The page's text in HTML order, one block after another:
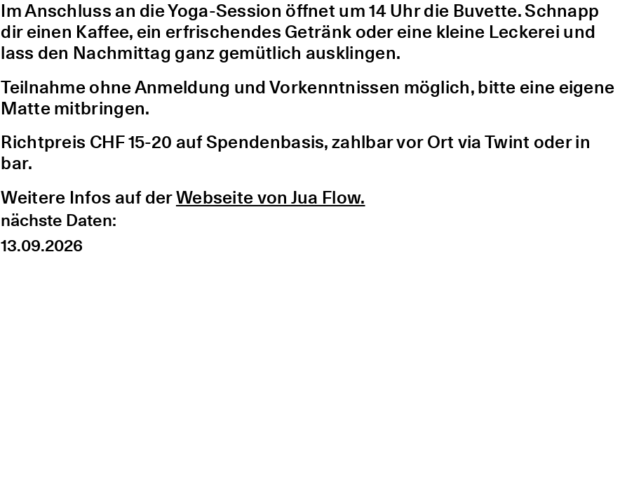
Im Anschluss an die Yoga-Session öffnet um 14 Uhr die Buvette. Schnapp
dir einen Kaffee, ein erfrischendes Getränk oder eine kleine Leckerei und
lass den Nachmittag ganz gemütlich ausklingen.
Teilnahme ohne Anmeldung und Vorkenntnissen möglich, bitte eine eigene
Matte mitbringen.
Richtpreis CHF 15-20 auf Spendenbasis, zahlbar vor Ort via Twint oder in
bar.
Weitere Infos auf derWebseite von Jua Flow.
nächste Daten:
13.09.2026